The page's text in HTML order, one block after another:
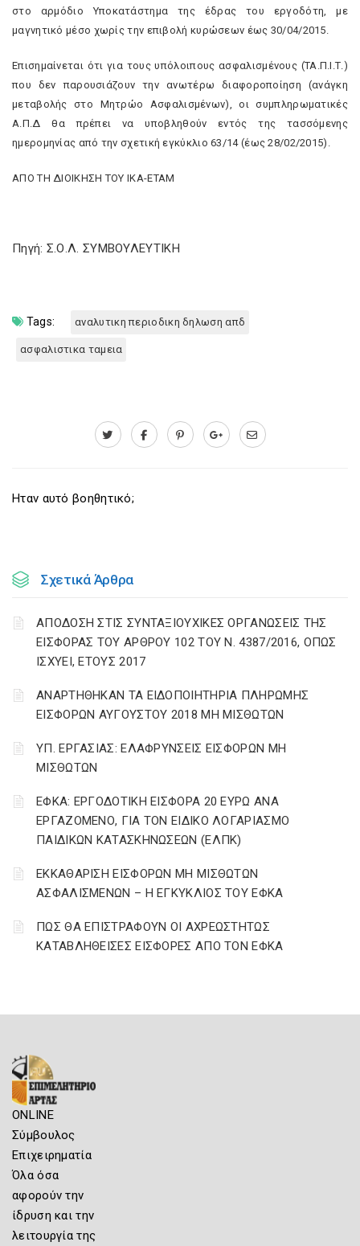
στο αρμόδιο Υποκατάστημα της έδρας του εργοδότη, με
μαγνητικό μέσο χωρίς την επιβολή κυρώσεων έως 30/04/2015.
Επισημαίνεται ότι για τους υπόλοιπους ασφαλισμένους (ΤΑ.Π.Ι.Τ.)
που δεν παρουσιάζουν την ανωτέρω διαφοροποίηση (ανάγκη
μεταβολής στο Μητρώο Ασφαλισμένων), οι συμπληρωματικές
Α.Π.Δ θα πρέπει να υποβληθούν εντός της τασσόμενης
ημερομηνίας από την σχετική εγκύκλιο 63/14 (έως 28/02/2015).
ΑΠΟ ΤΗ ΔΙΟΙΚΗΣΗ ΤΟΥ ΙΚΑ-ΕΤΑΜ
Πηγή: Σ.Ο.Λ. ΣΥΜΒΟΥΛΕΥΤΙΚΗ
Tags: αναλυτικη περιοδικη δηλωση απδ
ασφαλιστικα ταμεια
Ηταν αυτό βοηθητικό;
Σχετικά Άρθρα
ΑΠΟΔΟΣΗ ΣΤΙΣ ΣΥΝΤΑΞΙΟΥΧΙΚΕΣ ΟΡΓΑΝΩΣΕΙΣ ΤΗΣ
ΕΙΣΦΟΡΑΣ ΤΟΥ ΑΡΘΡΟΥ 102 ΤΟΥ Ν. 4387/2016, ΟΠΩΣ
ΙΣΧΥΕΙ, ΕΤΟΥΣ 2017
ΑΝΑΡΤΗΘΗΚΑΝ ΤΑ ΕΙΔΟΠΟΙΗΤΗΡΙΑ ΠΛΗΡΩΜΗΣ
ΕΙΣΦΟΡΩΝ ΑΥΓΟΥΣΤΟΥ 2018 ΜΗ ΜΙΣΘΩΤΩΝ
ΥΠ. ΕΡΓΑΣΙΑΣ: ΕΛΑΦΡΥΝΣΕΙΣ ΕΙΣΦΟΡΩΝ ΜΗ
ΜΙΣΘΩΤΩΝ
ΕΦΚΑ: ΕΡΓΟΔΟΤΙΚΗ ΕΙΣΦΟΡΑ 20 ΕΥΡΩ ΑΝΑ
ΕΡΓΑΖΟΜΕΝΟ, ΓΙΑ ΤΟΝ ΕΙΔΙΚΟ ΛΟΓΑΡΙΑΣΜΟ
ΠΑΙΔΙΚΩΝ ΚΑΤΑΣΚΗΝΩΣΕΩΝ (ΕΛΠΚ)
ΕΚΚΑΘΑΡΙΣΗ ΕΙΣΦΟΡΩΝ ΜΗ ΜΙΣΘΩΤΩΝ
ΑΣΦΑΛΙΣΜΕΝΩΝ – Η ΕΓΚΥΚΛΙΟΣ ΤΟΥ ΕΦΚΑ
ΠΩΣ ΘΑ ΕΠΙΣΤΡΑΦΟΥΝ ΟΙ ΑΧΡΕΩΣΤΗΤΩΣ
ΚΑΤΑΒΛΗΘΕΙΣΕΣ ΕΙΣΦΟΡΕΣ ΑΠΟ ΤΟΝ ΕΦΚΑ
ONLINE
Σύμβουλος
Επιχειρηματία
Όλα όσα
αφορούν την
ίδρυση και την
λειτουργία της